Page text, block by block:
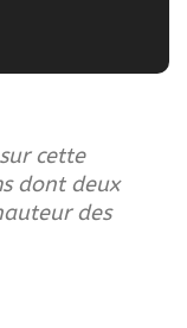
cette
dont deux
des